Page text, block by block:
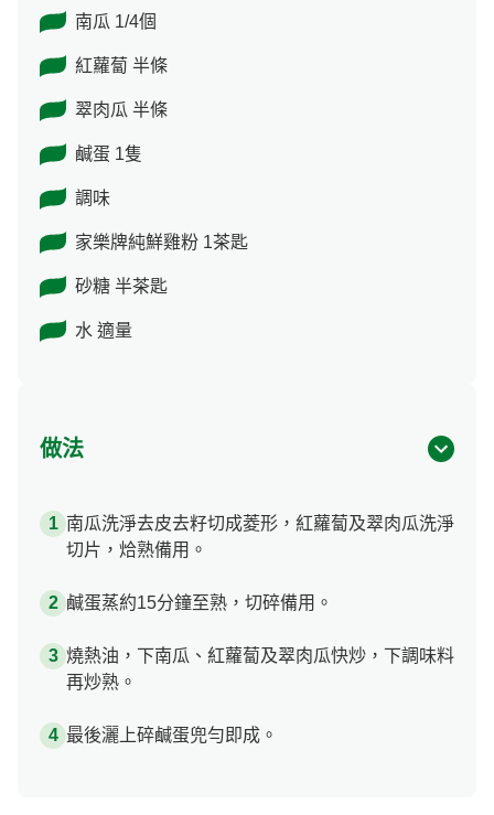
南瓜 1/4個
紅蘿蔔 半條
翠肉瓜 半條
鹹蛋 1隻
調味
家樂牌純鮮雞粉 1茶匙
砂糖 半茶匙
水 適量
做法
南瓜洗淨去皮去籽切成菱形，紅蘿蔔及翠肉瓜洗淨
切片，烚熟備用。
鹹蛋蒸約15分鐘至熟，切碎備用。
燒熱油，下南瓜、紅蘿蔔及翠肉瓜快炒，下調味料
再炒熟。
最後灑上碎鹹蛋兜勻即成。